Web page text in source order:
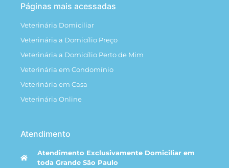
Páginas mais acessadas
Veterinária Domiciliar
Veterinária a Domicílio Preço
Veterinária a Domicílio Perto de Mim
Veterinária em Condomínio
Veterinária em Casa
Veterinária Online
Atendimento
Atendimento Exclusivamente Domiciliar em
toda Grande São Paulo